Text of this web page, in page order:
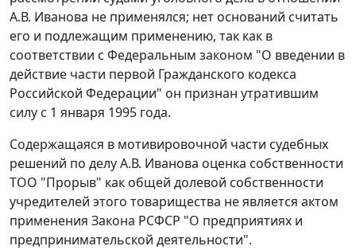
А.В. Иванова не применялся; нет оснований считать
его и подлежащим применению, так как в
соответствии с Федеральным законом "О введении в
действие части первой Гражданского кодекса
Российской Федерации" он признан утратившим
силу с 1 января 1995 года.
Содержащаяся в мотивировочной части судебных
решений по делу А.В. Иванова оценка собственности
ТОО "Прорыв" как общей долевой собственности
учредителей этого товарищества не является актом
применения Закона РСФСР "О предприятиях и
предпринимательской деятельности".